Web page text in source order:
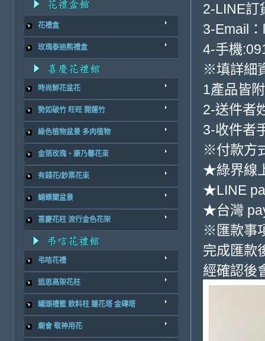
花禮盒
玫瑰泰迪熊禮盒
時尚鮮花盆花
勢如破竹 旺旺 開運竹
綠色植物盆景 多肉植物
金箔玫瑰、康乃馨花束
有錢花/鈔票花束
蝴蝶蘭盆景
喜慶花柱 流行金色花架
弔唁花禮
追思高架花柱
罐頭禮籃 飲料柱 蓮花塔 金磚塔
廟會 敬神用花
2-LINE訂
3-Email
4-手機
※填詳細
1產品皆
2-送件者
3-收件者
※付款方
★綠界線
★LINE
★台灣
※匯款事
完成匯款
經確認後